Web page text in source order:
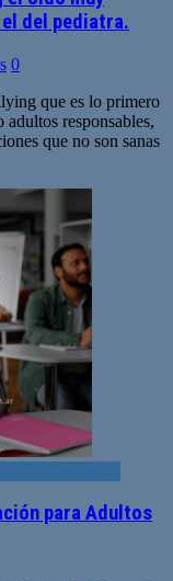
del pediatra.
0
que es lo primero
responsables,
que no son sanas
para Adultos